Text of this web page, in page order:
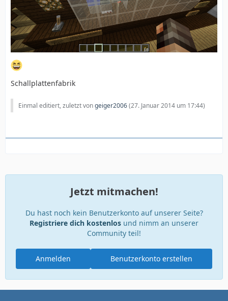
Schallplattenfabrik
Einmal editiert, zuletzt vongeiger2006(27. Januar 2014 um 17:44)
Jetzt mitmachen!
Du hast noch kein Benutzerkonto auf unserer Seite?
Registriere dich kostenlos und nimm an unserer
Community teil!
Benutzerkonto erstellen
Anmelden